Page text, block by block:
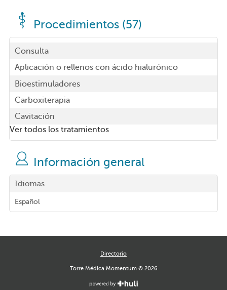
Procedimientos (57)
Consulta
Aplicación o rellenos con ácido hialurónico
Bioestimuladores
Carboxiterapia
Cavitación
Ver todos los tratamientos
Información general
Idiomas
Español
Directorio
Torre Médica Momentum © 2026